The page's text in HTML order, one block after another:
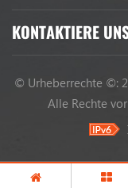
KONTAKTIERE
© Urheberrechte ©:
Alle Rechte